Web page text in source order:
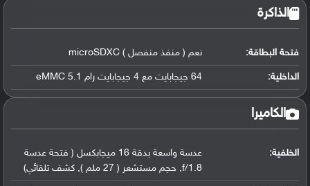
الذاكرة
فتحة البطاقة: نعم ( منفذ منفصل ) microSDXC
الداخلية: 64 جيجابايت مع 4 جيجابايت رام eMMC 5.1
الكاميرا
الخلفية:
عدسة واسعة بدقة 16 ميجابكسل ( فتحة عدسة
f/1.8, حجم مستشعر ( 27 ملم ), كشف تلقائي)